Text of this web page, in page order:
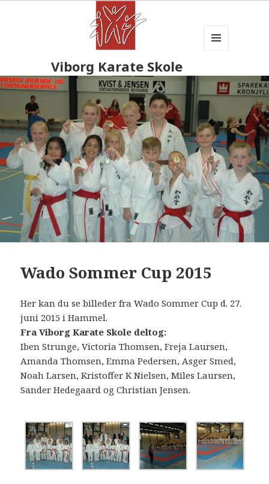
Viborg Karate Skole
WIDGETS
Wado Sommer Cup 2015
Her kan du se billeder fra Wado Sommer Cup d. 27.
juni 2015 i Hammel.
Fra Viborg Karate Skole deltog:
Iben Strunge, Victoria Thomsen, Freja Laursen,
Amanda Thomsen, Emma Pedersen, Asger Smed,
Noah Larsen, Kristoffer K Nielsen, Miles Laursen,
Sander Hedegaard og Christian Jensen.